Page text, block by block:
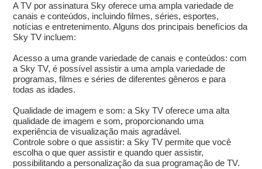
A TV por assinatura Sky oferece uma ampla variedade de
canais e conteúdos, incluindo filmes, séries, esportes,
notícias e entretenimento. Alguns dos principais benefícios da
Sky TV incluem:
Acesso a uma grande variedade de canais e conteúdos: com
a Sky TV, é possível assistir a uma ampla variedade de
programas, filmes e séries de diferentes gêneros e para
todas as idades.
Qualidade de imagem e som: a Sky TV oferece uma alta
qualidade de imagem e som, proporcionando uma
experiência de visualização mais agradável.
Controle sobre o que assistir: a Sky TV permite que você
escolha o que quer assistir e quando quer assistir,
possibilitando a personalização da sua programação de TV.